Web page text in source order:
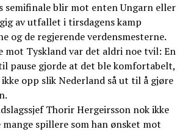
semifinale blir mot enten Ungarn eller
av utfallet i tirsdagens kamp
og de regjerende verdensmesterne.
mot Tyskland var det aldri noe tvil: En
pause gjorde at det ble komfortabelt,
opp slik Nederland så ut til å gjøre
Thorir Hergeirsson nok ikke
spillere som han ønsket mot